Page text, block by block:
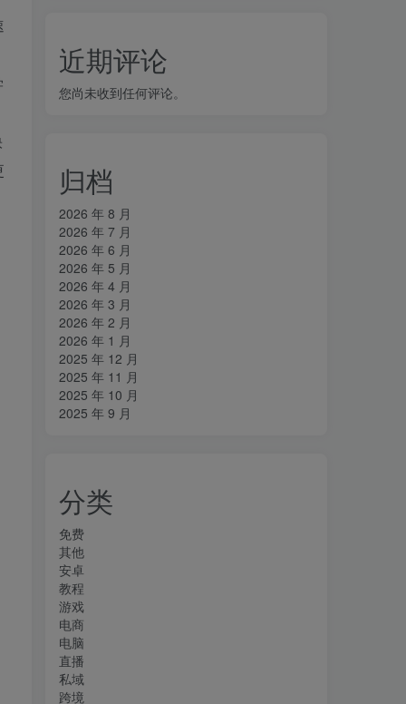
近期评论
您尚未收到任何评论。
归档
2026 年 8 月
2026 年 7 月
2026 年 6 月
2026 年 5 月
2026 年 4 月
2026 年 3 月
2026 年 2 月
2026 年 1 月
2025 年 12 月
2025 年 11 月
2025 年 10 月
2025 年 9 月
分类
免费
其他
安卓
教程
游戏
电商
电脑
直播
私域
跨境